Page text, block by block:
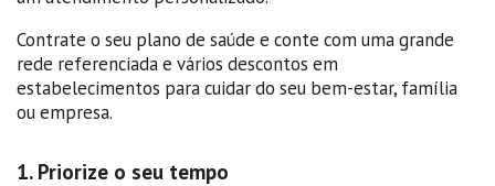
Contrate o seu plano de saúde e conte com uma grande
rede referenciada e vários descontos em
estabelecimentos para cuidar do seu bem-estar, família
ou empresa.
1. Priorize o seu tempo